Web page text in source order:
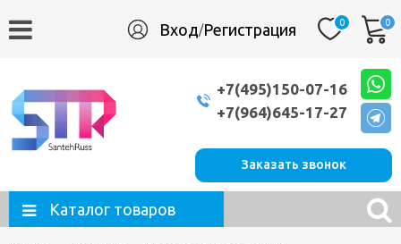
Вход/Регистрация 0 0
+7(495)150-07-16
+7(964)645-17-27
Заказать звонок
Каталог товаров